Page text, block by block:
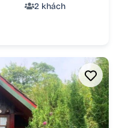
2 khách